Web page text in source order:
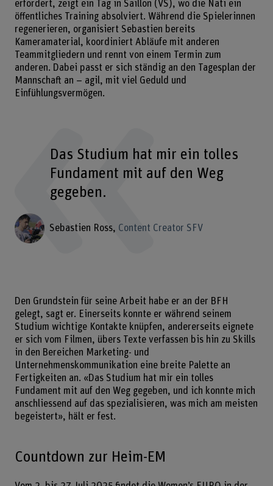
erfordert, zeigt ein Tag in Saillon (VS), wo die Nati ein
öffentliches Training absolviert. Während die Spielerinnen
regenerieren, organisiert Sebastien bereits
Kameramaterial, koordiniert Abläufe mit anderen
Teammitgliedern und rennt von einem Termin zum
anderen. Dabei passt er sich ständig an den Tagesplan der
Mannschaft an – agil, mit viel Geduld und
Einfühlungsvermögen.
Das Studium hat mir ein tolles
Fundament mit auf den Weg
gegeben.
Sebastien Ross Content Creator SFV
Den Grundstein für seine Arbeit habe er an der BFH
gelegt, sagt er. Einerseits konnte er während seinem
Studium wichtige Kontakte knüpfen, andererseits eignete
er sich vom Filmen, übers Texte verfassen bis hin zu Skills
in den Bereichen Marketing- und
Unternehmenskommunikation eine breite Palette an
Fertigkeiten an. «Das Studium hat mir ein tolles
Fundament mit auf den Weg gegeben, und ich konnte mich
anschliessend auf das spezialisieren, was mich am meisten
begeistert», hält er fest.
Countdown zur Heim-EM